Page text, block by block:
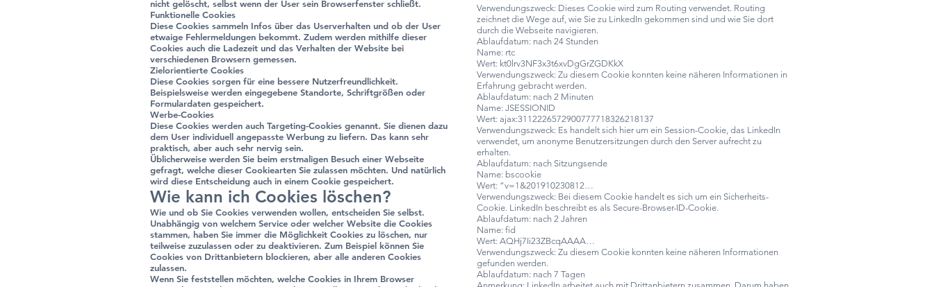
nicht gelöscht, selbst wenn der User sein Browserfenster schließt.
Funktionelle Cookies
Diese Cookies sammeln Infos über das Userverhalten und ob der User
etwaige Fehlermeldungen bekommt. Zudem werden mithilfe dieser
Cookies auch die Ladezeit und das Verhalten der Website bei
verschiedenen Browsern gemessen.
Zielorientierte Cookies
Diese Cookies sorgen für eine bessere Nutzerfreundlichkeit.
Beispielsweise werden eingegebene Standorte, Schriftgrößen oder
Formulardaten gespeichert.
Werbe-Cookies
Diese Cookies werden auch Targeting-Cookies genannt. Sie dienen dazu
dem User individuell angepasste Werbung zu liefern. Das kann sehr
praktisch, aber auch sehr nervig sein.
Üblicherweise werden Sie beim erstmaligen Besuch einer Webseite
gefragt, welche dieser Cookiearten Sie zulassen möchten. Und natürlich
wird diese Entscheidung auch in einem Cookie gespeichert.
Wie kann ich Cookies löschen?
Wie und ob Sie Cookies verwenden wollen, entscheiden Sie selbst.
Unabhängig von welchem Service oder welcher Website die Cookies
stammen, haben Sie immer die Möglichkeit Cookies zu löschen, nur
teilweise zuzulassen oder zu deaktivieren. Zum Beispiel können Sie
Cookies von Drittanbietern blockieren, aber alle anderen Cookies
zulassen.
Wenn Sie feststellen möchten, welche Cookies in Ihrem Browser
Verwendungszweck: Dieses Cookie wird zum Routing verwendet. Routing
zeichnet die Wege auf, wie Sie zu LinkedIn gekommen sind und wie Sie dort
durch die Webseite navigieren.
Ablaufdatum: nach 24 Stunden
Name: rtc
Wert: kt0lrv3NF3x3t6xvDgGrZGDKkX
Verwendungszweck: Zu diesem Cookie konnten keine näheren Informationen in
Erfahrung gebracht werden.
Ablaufdatum: nach 2 Minuten
Name: JSESSIONID
Wert: ajax:3112226572900777718326218137
Verwendungszweck: Es handelt sich hier um ein Session-Cookie, das LinkedIn
verwendet, um anonyme Benutzersitzungen durch den Server aufrecht zu
erhalten.
Ablaufdatum: nach Sitzungsende
Name: bscookie
Wert: “v=1&201910230812…
Verwendungszweck: Bei diesem Cookie handelt es sich um ein Sicherheits-
Cookie. LinkedIn beschreibt es als Secure-Browser-ID-Cookie.
Ablaufdatum: nach 2 Jahren
Name: fid
Wert: AQHj7Ii23ZBcqAAAA…
Verwendungszweck: Zu diesem Cookie konnten keine näheren Informationen
gefunden werden.
Ablaufdatum: nach 7 Tagen